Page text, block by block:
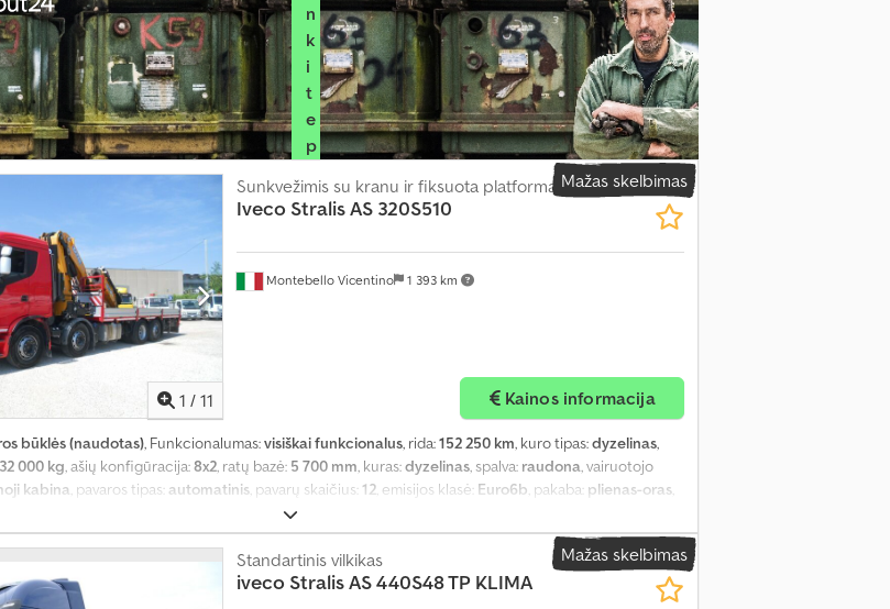
n
k
i
t
e
p
e
y
b
o
p
a
e
t
ą
Mažas skelbimas
1 / 11
Montebello Vicentino 1 393 km
Sunkvežimis su kranu ir fiksuota platforma
Iveco Stralis AS 320S510
Kainos informacija
būklės (naudotas), Funkcionalumas:visiškai funkcionalus, rida:152 250 km, kuro tipas:dyzelinas,
32 000 kg , ašių konfigūracija:8x2 , ratų bazė: 5 700 mm , kuras:dyzelinas , spalva: raudona , vairuotojo
kabina , pavaros tipas: automatinis , pavarų skaičius:12 , emisijos klasė: Euro6b , pakaba: plienas-oras
, Gamybos metai:
sistema), Tachografas, USB jungtis, centrinis užraktas, diferencialo užraktas, elektrinis langų
reguliuojamas veidrodis, kalno įkalnės asistentas, kruizo kontrolė, oro kondicionavimas,
filtras, trauki kontrolė, vairo stiprintuvas, šaldytuvas,
Mažas skelbimas
Standartinis vilkikas
iveco Stralis AS 440S48 TP KLIMA